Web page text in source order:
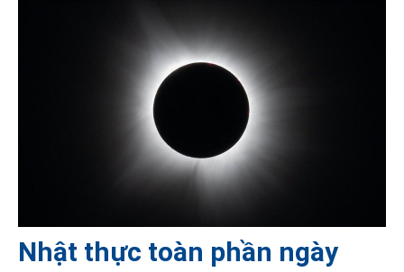
Nhật thực toàn phần ngày